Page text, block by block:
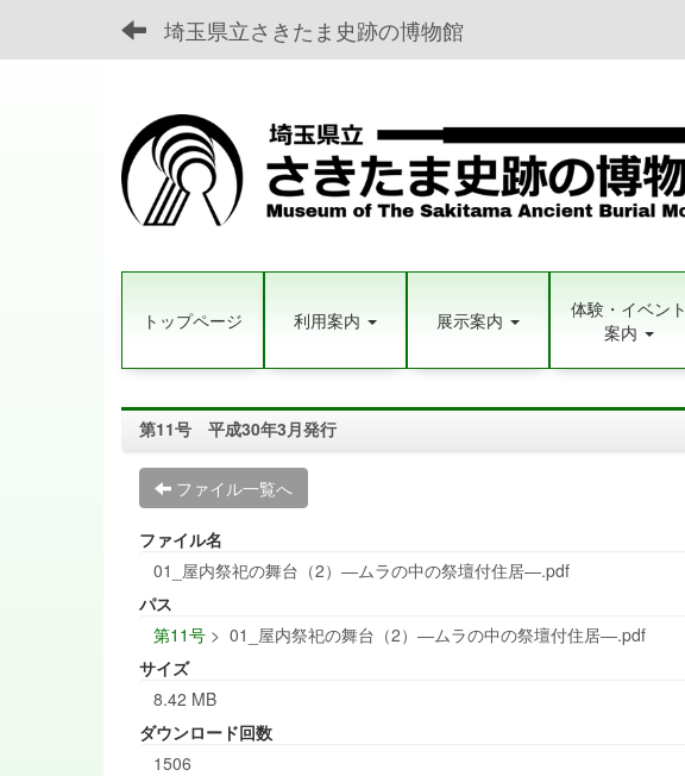
埼玉県立さきたま史跡の博物館
トップページ 利用案内 展示案内
体験・イベント
案内
第11号 平成30年3月発行
ファイル一覧へ
ファイル名
01_屋内祭祀の舞台（2）―ムラの中の祭壇付住居―.pdf
パス
第11号 > 01_屋内祭祀の舞台（2）―ムラの中の祭壇付住居―.pdf
サイズ
8.42 MB
ダウンロード回数
1506